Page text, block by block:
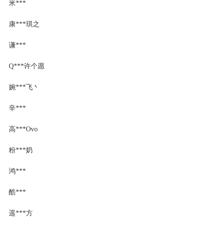
米***
康***琪之
谦***
Q***许个愿
婉***飞丶
辛***
高***Ovo
粉***奶
鸿***
酷***
遥***方